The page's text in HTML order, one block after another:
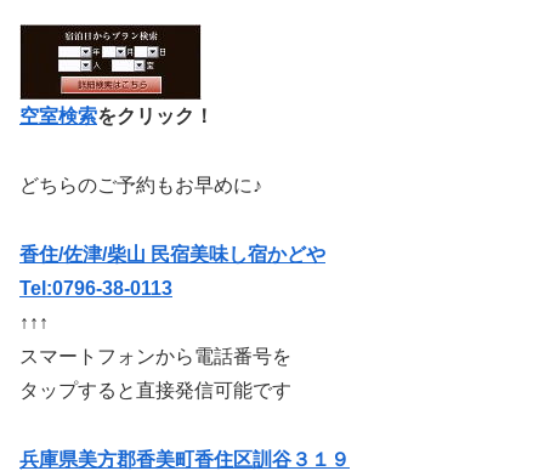
空室検索をクリック！
どちらのご予約もお早めに♪
香住/佐津/柴山 民宿美味し宿かどや
Tel:0796-38-0113
↑↑↑
スマートフォンから電話番号を
タップすると直接発信可能です
兵庫県美方郡香美町香住区訓谷３１９